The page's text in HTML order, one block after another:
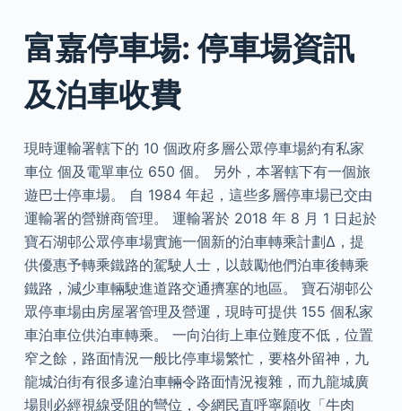
富嘉停車場: 停車場資訊
及泊車收費
現時運輸署轄下的 10 個政府多層公眾停車場約有私家
車位 個及電單車位 650 個。 另外，本署轄下有一個旅
遊巴士停車場。 自 1984 年起，這些多層停車場已交由
運輸署的營辦商管理。 運輸署於 2018 年 8 月 1 日起於
寶石湖邨公眾停車場實施一個新的泊車轉乘計劃∆，提
供優惠予轉乘鐵路的駕駛人士，以鼓勵他們泊車後轉乘
鐵路，減少車輛駛進道路交通擠塞的地區。 寶石湖邨公
眾停車場由房屋署管理及營運，現時可提供 155 個私家
車泊車位供泊車轉乘。 一向泊街上車位難度不低，位置
窄之餘，路面情況一般比停車場繁忙，要格外留神，九
龍城泊街有很多違泊車輛令路面情況複雜，而九龍城廣
場則必經視線受阻的彎位，令網民直呼寧願收「牛肉